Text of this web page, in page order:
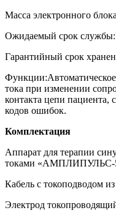
Масса электронного
Ожидаемый срок
Гарантийный срок
тока при изменении
контакта цепи пациента,
кодов ошибок.
Комплектация
Аппарат для терапии
токами «АМПЛИПУЛЬС-
Кабель с токоподводом
Электрод